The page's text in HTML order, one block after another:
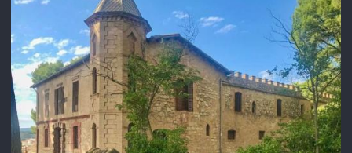
E-postadress*